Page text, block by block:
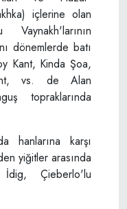
içlerine olan
dönemlerde batı
Kant, Kinda Şoa,
vs. de Alan
topraklarında
hanlarına karşı
yiğitler arasında
İdig, Çieberlo'lu